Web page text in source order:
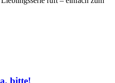
bitte!